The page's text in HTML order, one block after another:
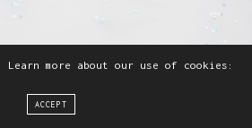
more about our use of cookies:
ACCEPT